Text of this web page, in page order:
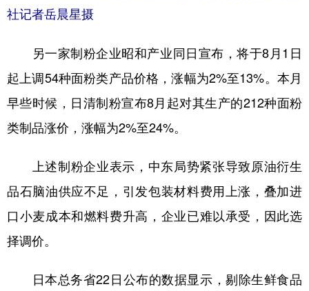
广东
陕西 甘肃 青海
新疆 内蒙古 黑龙江
Русский язык 日本語 한국어
Deutsch
社记者岳晨星摄
另一家制粉企业昭和产业同日宣布，将于8月1日
起上调54种面粉类产品价格，涨幅为2%至13%。本月
早些时候，日清制粉宣布8月起对其生产的212种面粉
类制品涨价，涨幅为2%至24%。
上述制粉企业表示，中东局势紧张导致原油衍生
品石脑油供应不足，引发包装材料费用上涨，叠加进
口小麦成本和燃料费升高，企业已难以承受，因此选
择调价。
日本总务省22日公布的数据显示，剔除生鲜食品